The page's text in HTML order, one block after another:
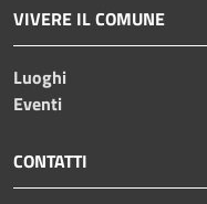
VIVERE IL COMUNE
Luoghi
Eventi
CONTATTI